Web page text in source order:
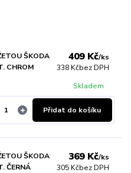
ŠKODA
CHROM
409 Kč/ks
338 Kčbez DPH
Skladem
Přidat do košíku
ŠKODA
ČERNÁ
369 Kč/ks
305 Kčbez DPH